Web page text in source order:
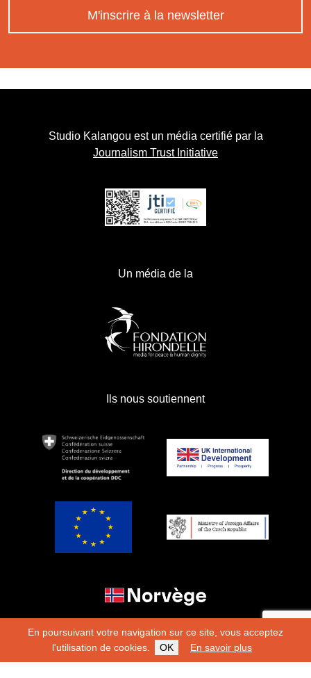
En poursuivant votre navigation sur ce site, vous acceptez
l'utilisation de cookies.
OK En savoir plus
M'inscrire à la newsletter
Studio Kalangou est un média certifié par la
Journalism Trust Initiative
Un média de la
Ils nous soutiennent